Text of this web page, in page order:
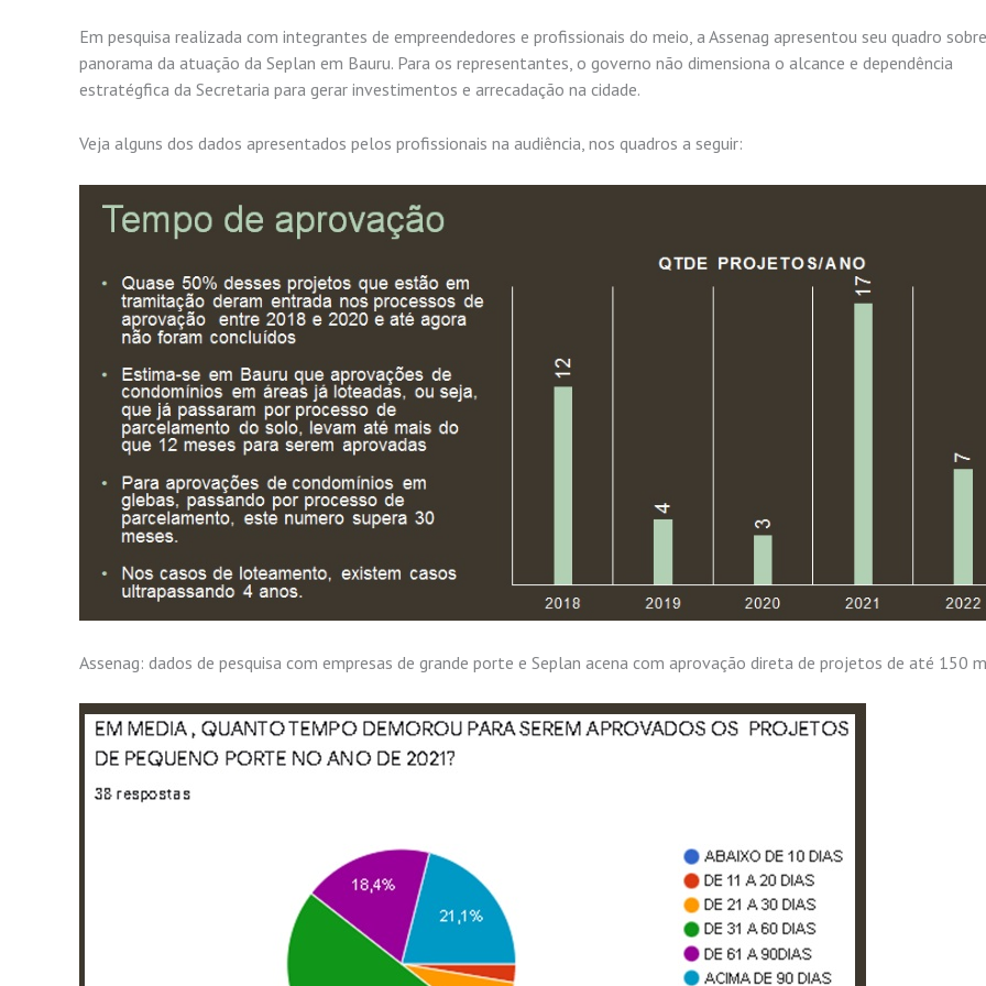
Em pesquisa realizada com integrantes de empreendedores e profissionais do meio, a Assenag apresentou seu quadro
panorama da atuação da Seplan em Bauru. Para os representantes, o governo não dimensiona o alcance e dependência
estratégfica da Secretaria para gerar investimentos e arrecadação na cidade.
Veja alguns dos dados apresentados pelos profissionais na audiência, nos quadros a seguir:
Assenag: dados de pesquisa com empresas de grande porte e Seplan acena com aprovação direta de projetos de até 150 m